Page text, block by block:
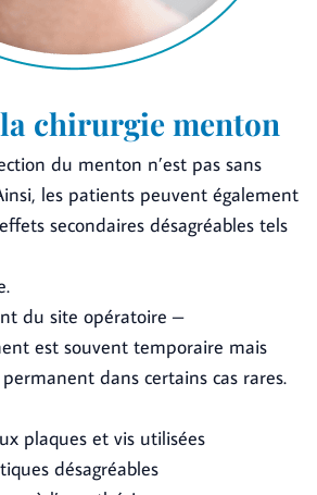
chirurgie menton
du menton n’est pas sans
les patients peuvent également
secondaires désagréables tels
du site opératoire –
est souvent temporaire mais
dans certains cas rares.
plaques et vis utilisées
désagréables